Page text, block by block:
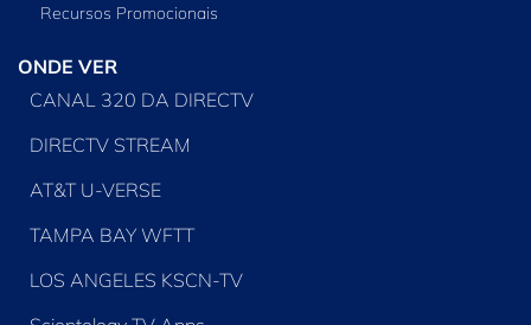
Recursos Promocionais
ONDE VER
CANAL 320 DA DIRECTV
DIRECTV STREAM
AT&T U-VERSE
TAMPA BAY WFTT
LOS ANGELES KSCN-TV